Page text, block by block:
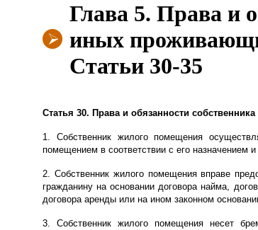
Глава 5. Права и
иных
Статьи 30-35
Статья 30. Права и обязанности
1. Собственник жилого помещения
помещением в соответствии с его назначением
2. Собственник жилого помещения вправе
гражданину на основании договора найма,
договора аренды или на ином законном
3. Собственник жилого помещения несет